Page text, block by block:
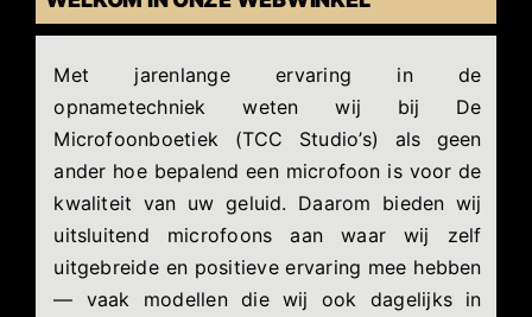
Met jarenlange ervaring in de
opnametechniek weten wij bij De
Microfoonboetiek (TCC Studio’s) als geen
ander hoe bepalend een microfoon is voor de
kwaliteit van uw geluid. Daarom bieden wij
uitsluitend microfoons aan waar wij zelf
uitgebreide en positieve ervaring mee hebben
— vaak modellen die wij ook dagelijks in